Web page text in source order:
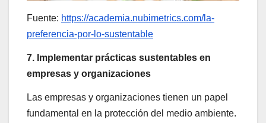
Fuente: https://academia.nubimetrics.com/la-
preferencia-por-lo-sustentable
7. Implementar prácticas sustentables en
empresas y organizaciones
Las empresas y organizaciones tienen un papel
fundamental en la protección del medio ambiente.